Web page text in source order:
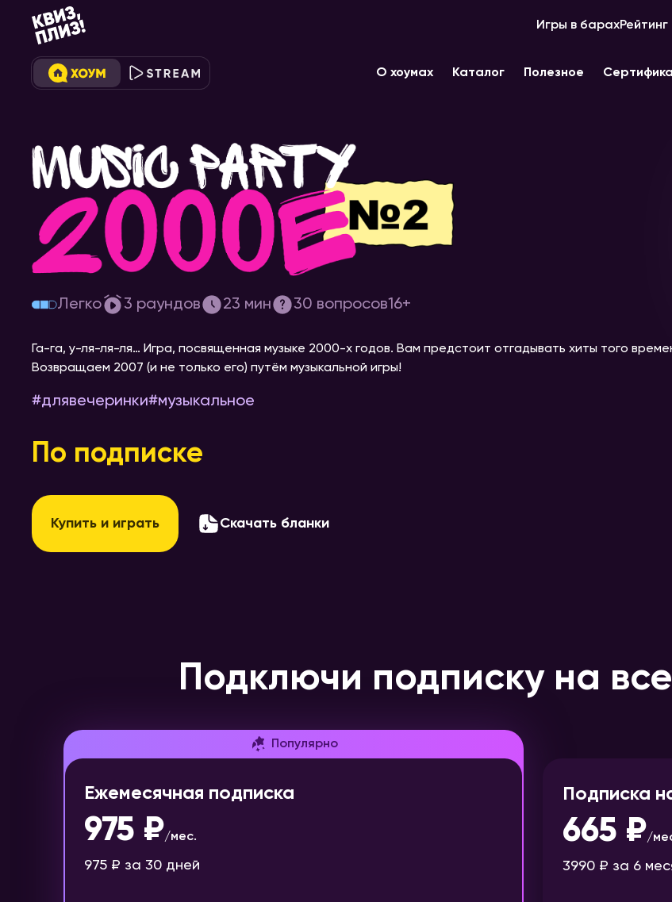
Игры в барах
О хоумах Каталог Полезное
[music party 2000-е] #2
Легко 3 раундов 23 мин 30 вопросов16+
Га-га, у-ля-ля-ля… Игра, посвященная музыке 2000-х годов. Вам предстоит отгадывать хиты того
Возвращаем 2007 (и не только его) путём музыкальной игры!
#длявечеринки#музыкальное
По подписке
Купить и играть Скачать бланки
Подключи подписку на
Популярно
Ежемесячная подписка
975 ₽/мес.
975 ₽ за 30 дней
Подписка
665 ₽/
3990 ₽ за 6